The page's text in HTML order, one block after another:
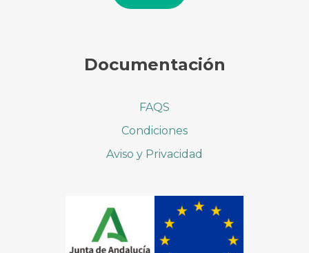
Documentación
FAQS
Condiciones
Aviso y Privacidad